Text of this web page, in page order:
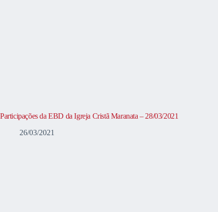
Participações da EBD da Igreja Cristã Maranata – 28/03/2021
26/03/2021